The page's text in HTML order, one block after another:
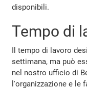
disponibili.
Tempo di
Il tempo di lavoro
settimana, ma può
nel nostro ufficio di
l'organizzazione e le